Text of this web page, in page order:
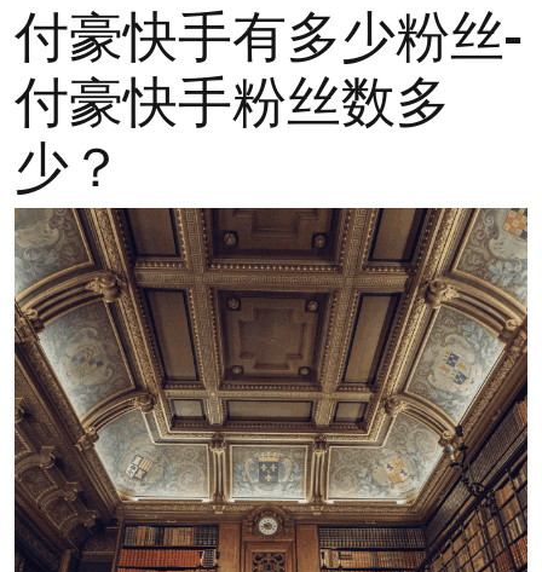
付豪快手有多少粉丝-
付豪快手粉丝数多
少？